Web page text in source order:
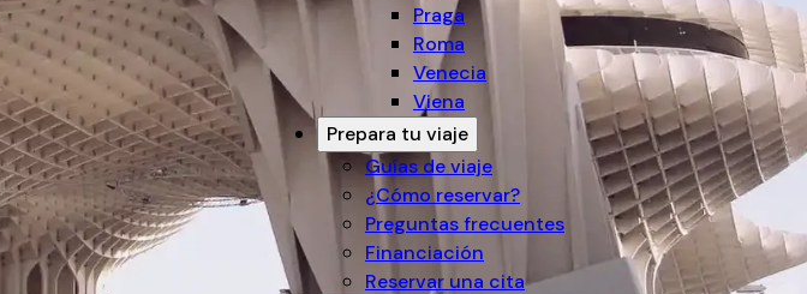
Praga
Roma
Venecia
Viena
Prepara tu viaje
Guías de viaje
¿Cómo reservar?
Preguntas frecuentes
Financiación
Reservar una cita